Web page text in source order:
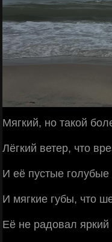
Мягкий, но такой
Лёгкий ветер, что
И её пустые голубые
И мягкие губы, что
Её не радовал яркий